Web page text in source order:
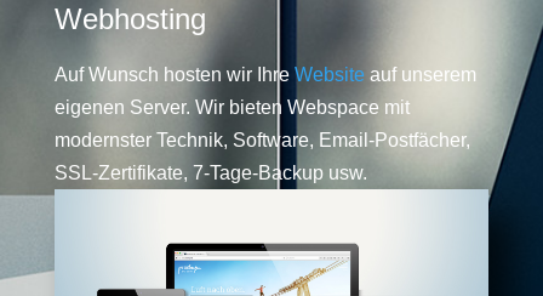
Webhosting
Auf Wunsch hosten wir Ihre Website auf unserem
eigenen Server. Wir bieten Webspace mit
modernster Technik, Software, Email-Postfächer,
SSL-Zertifikate, 7-Tage-Backup usw.